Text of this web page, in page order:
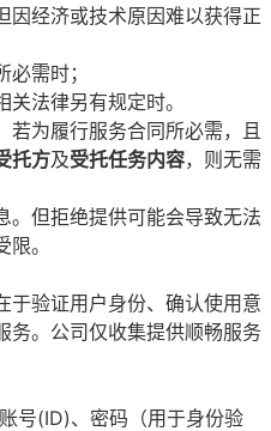
因经济或技术原因难以获得正
需时；
关法律另有规定时。
若为履行服务合同所必需，且
托方及受托任务内容，则无需
。但拒绝提供可能会导致无法
。
于验证用户身份、确认使用意
务。公司仅收集提供顺畅服务
号(ID)、密码（用于身份验